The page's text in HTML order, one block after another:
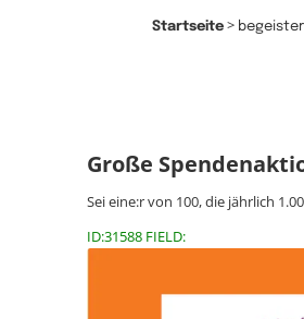
Startseite >
Große
Sei eine:r von 100, die jährlich
ID:31588 FIELD: